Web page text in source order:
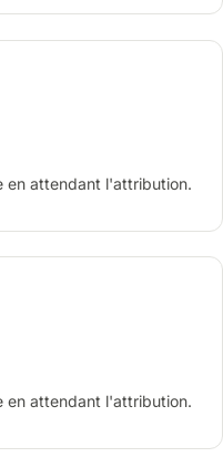
en attendant l'attribution.
en attendant l'attribution.